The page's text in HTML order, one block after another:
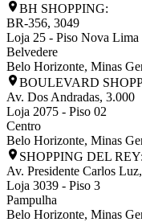
BH SHOPPING:
BR-356, 3049
Loja 25 - Piso Nova Lima
Belvedere
Belo Horizonte, Minas
BOULEVARD
Av. Dos Andradas, 3.000
Loja 2075 - Piso 02
Centro
Belo Horizonte, Minas
SHOPPING DEL REY:
Av. Presidente Carlos
Loja 3039 - Piso 3
Pampulha
Belo Horizonte, Minas